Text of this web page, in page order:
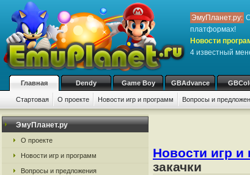
ЭмуПланет.ру:
платформах!
Новости
4 известный
Главная Dendy Game Boy GBAdvance
Стартовая О проекте Новости игр и программ Вопросы и
ЭмуПланет.ру
О проекте
Новости игр и программ
Вопросы и предложения
Новости игр и
закачки